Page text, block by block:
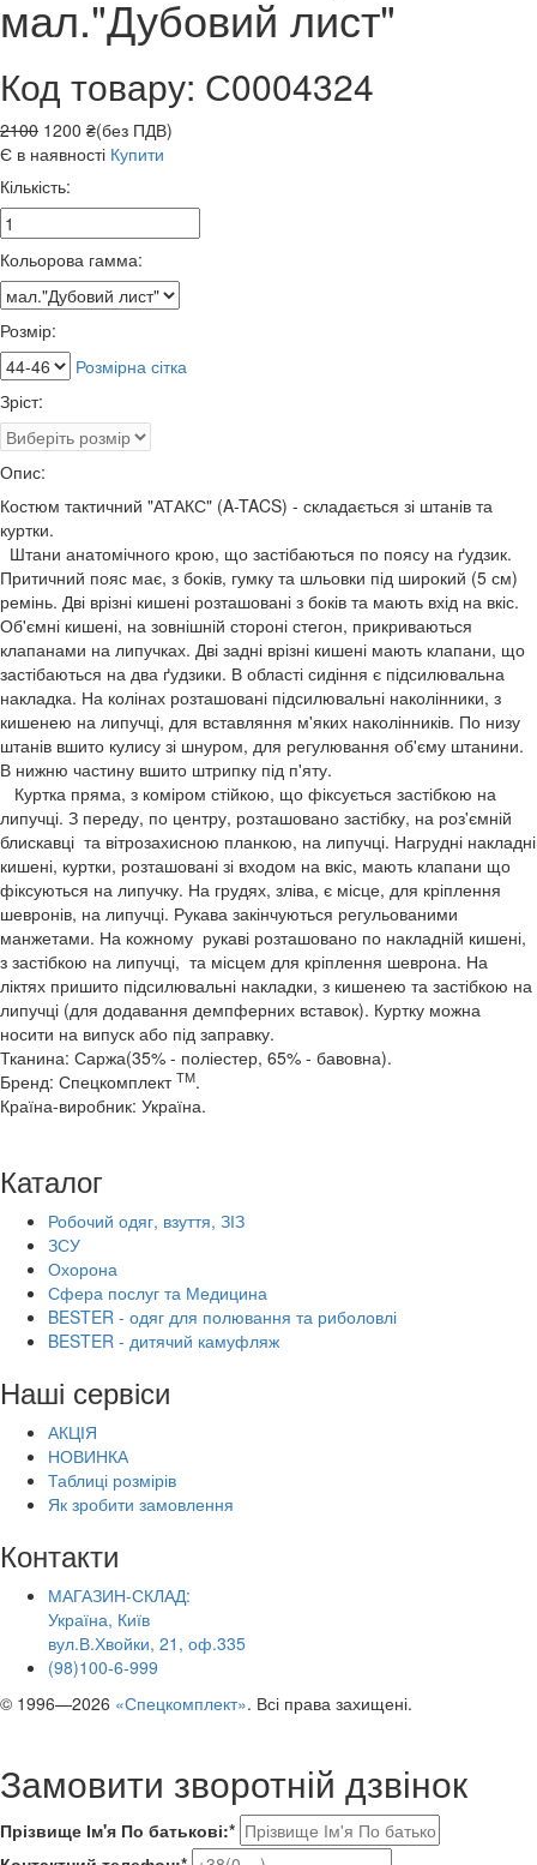
мал."Дубовий лист"
Код товару: С0004324
2100 1200 ₴(без ПДВ)
Є в наявності Купити
Кількість:
Кольорова гамма:
Розмір:
Розмірна сітка
Зріст:
Опис:
Костюм тактичний "АТАКС" (A-TACS) - складається зі штанів та
куртки.
Штани анатомічного крою, що застібаються по поясу на ґудзик.
Притичний пояс має, з боків, гумку та шльовки під широкий (5 см)
ремінь. Дві врізні кишені розташовані з боків та мають вхід на вкіс.
Об'ємні кишені, на зовнішній стороні стегон, прикриваються
клапанами на липучках. Дві задні врізні кишені мають клапани, що
застібаються на два ґудзики. В області сидіння є підсилювальна
накладка. На колінах розташовані підсилювальні наколінники, з
кишенею на липучці, для вставляння м'яких наколінників. По низу
штанів вшито кулису зі шнуром, для регулювання об'єму штанини.
В нижню частину вшито штрипку під п'яту.
Куртка пряма, з коміром стійкою, що фіксується застібкою на
липучці. З переду, по центру, розташовано застібку, на роз'ємній
блискавці та вітрозахисною планкою, на липучці. Нагрудні накладні
кишені, куртки, розташовані зі входом на вкіс, мають клапани що
фіксуються на липучку. На грудях, зліва, є місце, для кріплення
шевронів, на липучці. Рукава закінчуються регульованими
манжетами. На кожному рукаві розташовано по накладній кишені,
з застібкою на липучці, та місцем для кріплення шеврона. На
ліктях пришито підсилювальні накладки, з кишенею та застібкою на
липучці (для додавання демпферних вставок). Куртку можна
носити на випуск або під заправку.
Тканина: Саржа(35% - поліестер, 65% - бавовна).
Бренд: Спецкомплект ТМ.
Країна-виробник: Україна.
Каталог
Робочий одяг, взуття, ЗІЗ
ЗСУ
Охорона
Сфера послуг та Медицина
BESTER - одяг для полювання та риболовлі
BESTER - дитячий камуфляж
Наші сервіси
АКЦІЯ
НОВИНКА
Таблиці розмірів
Як зробити замовлення
Контакти
МАГАЗИН-СКЛАД:
Україна, Київ
вул.В.Хвойки, 21, оф.335
(98)100-6-999
© 1996—2026 «Спецкомплект». Всі права захищені.
Замовити зворотній дзвінок
Прізвище Ім'я По батькові:*